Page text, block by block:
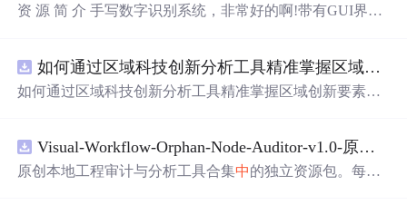
资 源 简 介 手写数字识别系统，非常好的啊!带有GUI界
带有直观的图形用户界面（GUI），非常容易使用。你只
需要将手写数字输入系统，它将立即给出准确的识别结
是一个非常方便和实用的工具，你一定会喜欢它的！
如何通过区域科技创新分析工具精准掌握区域创新要素分布与产业链融合现状？.docx
如何通过区域科技创新分析工具精准掌握区域创新要素分
Visual-Workflow-Orphan-Node-Auditor-v1.0-原创源码与文档.zip
原创本地工程审计与分析工具合集中的独立资源包。每个